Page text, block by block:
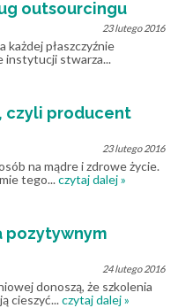
outsourcingu
23 lutego 2016
każdej płaszczyźnie
instytucji stwarza...
czyli producent
23 lutego 2016
na mądre i zdrowe życie.
tego...czytaj dalej »
pozytywnym
24 lutego 2016
donoszą, że szkolenia
cieszyć...czytaj dalej »